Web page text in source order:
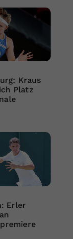
Kraus
Platz
Erler